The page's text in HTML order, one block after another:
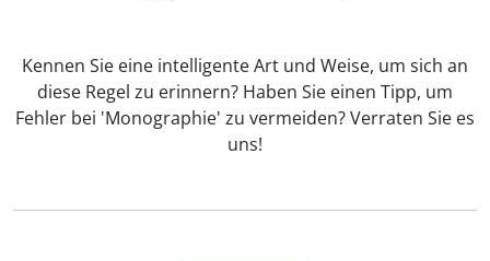
Kennen Sie eine intelligente Art und Weise, um sich an
diese Regel zu erinnern? Haben Sie einen Tipp, um
Fehler bei 'Monographie' zu vermeiden? Verraten Sie es
uns!